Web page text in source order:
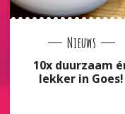
Nieuws
10x duurzaam
lekker in Goes!